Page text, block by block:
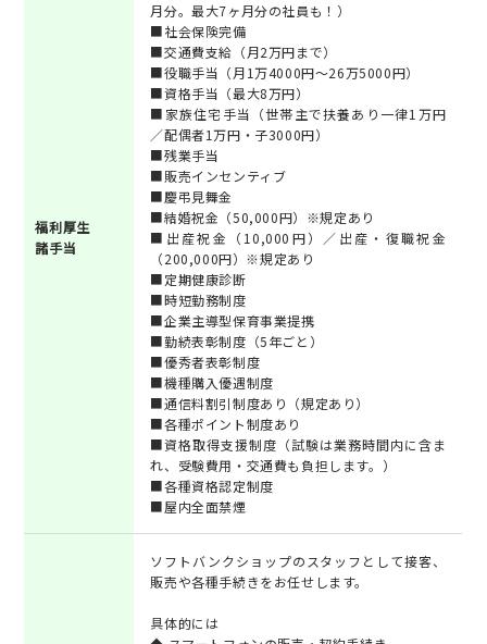
福利厚生
諸手当
月分。最大7ヶ月分の社員も！）
■社会保険完備
■交通費支給（月2万円まで）
■役職手当（月1万4000円～26万5000円）
■資格手当（最大8万円）
■家族住宅手当（世帯主で扶養あり一律1万円
／配偶者1万円・子3000円）
■残業手当
■販売インセンティブ
■慶弔見舞金
■結婚祝金（50,000円）※規定あり
■出産祝金（10,000円）／出産・復職祝金
（200,000円）※規定あり
■定期健康診断
■時短勤務制度
■企業主導型保育事業提携
■勤続表彰制度（5年ごと）
■優秀者表彰制度
■機種購入優遇制度
■通信料割引制度あり（規定あり）
■各種ポイント制度あり
■資格取得支援制度（試験は業務時間内に含ま
れ、受験費用・交通費も負担します。）
■各種資格認定制度
■屋内全面禁煙
ソフトバンクショップのスタッフとして接客、
販売や各種手続きをお任せします。
具体的には